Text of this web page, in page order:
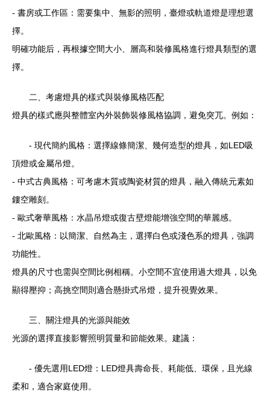
- 書房或工作區：需要集中、無影的照明，臺燈或軌道燈是理想選
擇。
明確功能后，再根據空間大小、層高和裝修風格進行燈具類型的選
擇。
二、考慮燈具的樣式與裝修風格匹配
燈具的樣式應與整體室內外裝飾裝修風格協調，避免突兀。例如：
- 現代簡約風格：選擇線條簡潔、幾何造型的燈具，如LED吸
頂燈或金屬吊燈。
- 中式古典風格：可考慮木質或陶瓷材質的燈具，融入傳統元素如
鏤空雕刻。
- 歐式奢華風格：水晶吊燈或復古壁燈能增強空間的華麗感。
- 北歐風格：以簡潔、自然為主，選擇白色或淺色系的燈具，強調
功能性。
燈具的尺寸也需與空間比例相稱。小空間不宜使用過大燈具，以免
顯得壓抑；高挑空間則適合懸掛式吊燈，提升視覺效果。
三、關注燈具的光源與能效
光源的選擇直接影響照明質量和節能效果。建議：
- 優先選用LED燈：LED燈具壽命長、耗能低、環保，且光線
柔和，適合家庭使用。